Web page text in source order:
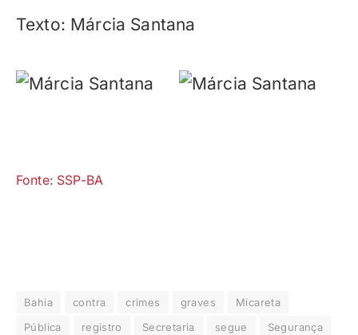
Texto: Márcia Santana
Fonte: SSP-BA
Bahia contra crimes graves
Micareta
Pública
registro Secretaria segue
Segurança